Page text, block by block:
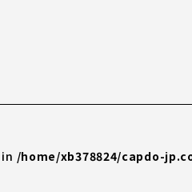
/home/xb378824/capdo-